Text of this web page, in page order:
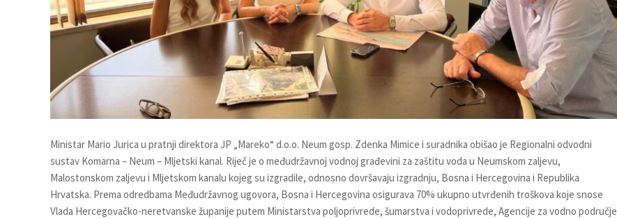
Ministar Mario Jurica u pratnji direktora JP „Mareko“ d.o.o. Neum gosp. Zdenka Mimice i suradnika obišao je Regionalni odvodni
sustav Komarna – Neum – Mljetski kanal. Riječ je o međudržavnoj vodnoj građevini za zaštitu voda u Neumskom zaljevu,
Malostonskom zaljevu i Mljetskom kanalu kojeg su izgradile, odnosno dovršavaju izgradnju, Bosna i Hercegovina i Republika
Hrvatska. Prema odredbama Međudržavnog ugovora, Bosna i Hercegovina osigurava 70% ukupno utvrđenih troškova koje snose
Vlada Hercegovačko-neretvanske županije putem Ministarstva poljoprivrede, šumarstva i vodoprivrede, Agencije za vodno područje